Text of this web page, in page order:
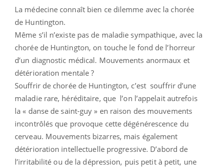
La médecine connaît bien ce dilemme avec la chorée
de Huntington.
Même s’il n’existe pas de maladie sympathique, avec la
chorée de Huntington, on touche le fond de l’horreur
d’un diagnostic médical. Mouvements anormaux et
détérioration mentale ?
Souffrir de chorée de Huntington, c’est souffrir d’une
maladie rare, héréditaire, que l’on l’appelait autrefois
la « danse de saint-guy » en raison des mouvements
incontrôlés que provoque cette dégénérescence du
cerveau. Mouvements bizarres, mais également
détérioration intellectuelle progressive. D’abord de
l’irritabilité ou de la dépression, puis petit à petit, une